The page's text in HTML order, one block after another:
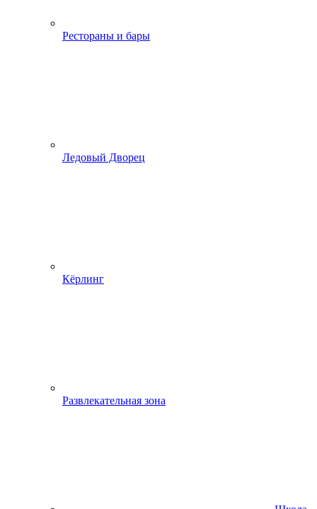
Рестораны и бары
Ледовый Дворец
Кёрлинг
Развлекательная зона